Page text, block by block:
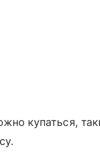
купаться,